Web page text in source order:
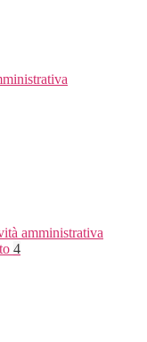
amministrativa
4